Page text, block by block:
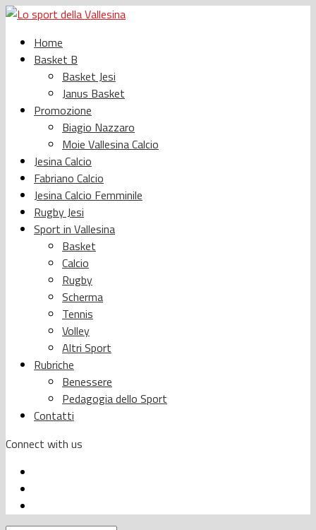
Home
Basket B
Basket Jesi
Janus Basket
Promozione
Biagio Nazzaro
Moie Vallesina Calcio
Jesina Calcio
Fabriano Calcio
Jesina Calcio Femminile
Rugby Jesi
Sport in Vallesina
Basket
Calcio
Rugby
Scherma
Tennis
Volley
Altri Sport
Rubriche
Benessere
Pedagogia dello Sport
Contatti
Connect with us